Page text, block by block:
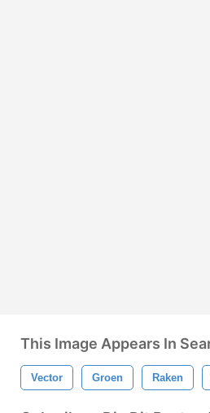
This Image Appears In
Vector Groen Raken